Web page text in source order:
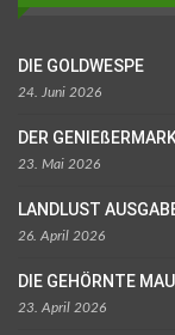
DIE GOLDWESPE
24. Juni 2026
DER
23. Mai 2026
LANDLUST
26. April 2026
DIE GEHÖRNTE
23. April 2026